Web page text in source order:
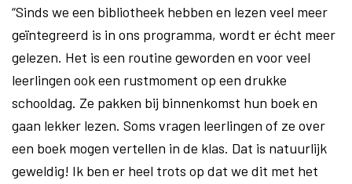
“Sinds we een bibliotheek hebben en lezen veel meer
geïntegreerd is in ons programma, wordt er écht meer
gelezen. Het is een routine geworden en voor veel
leerlingen ook een rustmoment op een drukke
schooldag. Ze pakken bij binnenkomst hun boek en
gaan lekker lezen. Soms vragen leerlingen of ze over
een boek mogen vertellen in de klas. Dat is natuurlijk
geweldig! Ik ben er heel trots op dat we dit met het